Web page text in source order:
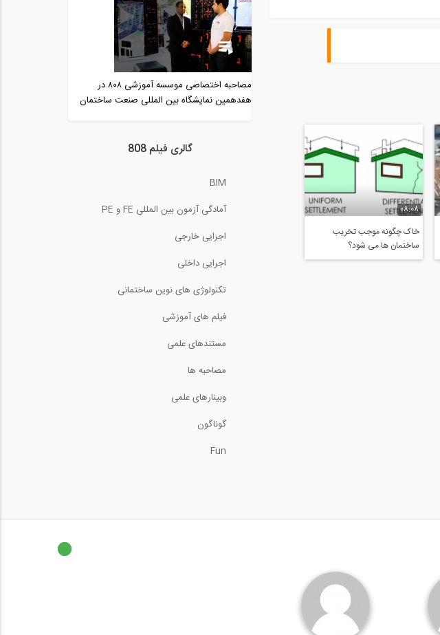
08:08
خاک چگونه موجب تخریب
ساختمان ها می شود؟
12:43
بازدید از غرفه شرکت
استرونگ هلد ایران (...
3:38
بازدید از غرفه شرکت
استرونگ هلد ایران (...
5:20
6:47
بازدید از غرفه شرکت فضا
21:43
بازدید از غرفه سوپر پانل
مصاحبه اختصاصی موسسه آموزشی ۸۰۸ در
هفدهمین نمایشگاه بین المللی صنعت ساختمان
27فیلم
گالری فیلم 808
BIM
آمادگی آزمون بین المللی FE و PE
اجرایی خارجی
اجرایی داخلی
تکنولوژی های نوین ساختمانی
فیلم های آموزشی
مستندهای علمی
مصاحبه ها
وبینارهای علمی
گوناگون
Fun